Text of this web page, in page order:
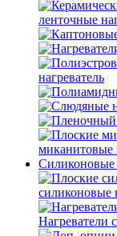
ленточные
нагреватель
миканитовые
Силиконовые
силиконовые